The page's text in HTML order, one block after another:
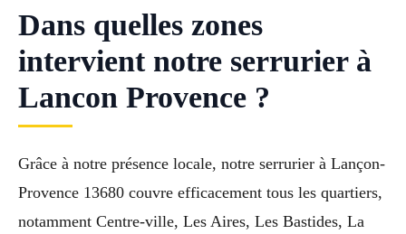
Dans quelles zones
intervient notre serrurier à
Lancon Provence ?
Grâce à notre présence locale, notre serrurier à Lançon-
Provence 13680 couvre efficacement tous les quartiers,
notamment Centre-ville, Les Aires, Les Bastides, La